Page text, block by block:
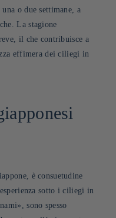
o due settimane, a
La stagione
il che contribuisce a
effimera dei ciliegi in
è consuetudine
sotto i ciliegi in
sono spesso